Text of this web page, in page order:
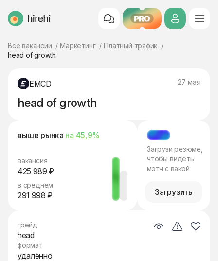
HireHi PRO
Все вакансии Маркетинг
Платный трафик
head of growth
EMCD 27 мая
head of growth
выше рынка на 45,9%
вакансия
425 989 ₽
в среднем
291 998 ₽
МЭТЧ
Загрузи резюме,
чтобы видеть
мэтч с вакой
Загрузить
грейд
head
формат
удалённо